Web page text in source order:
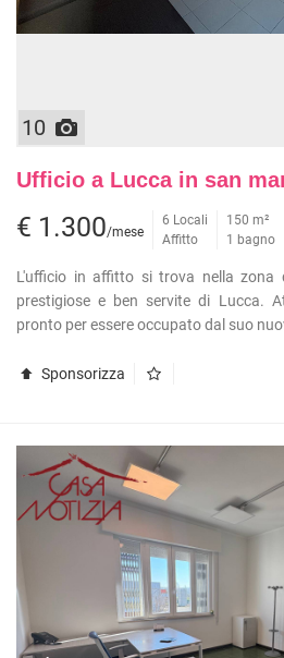
10
Ufficio a Lucca in san
€ 1.300/mese
6 Locali
Affitto
150 m²
1 bagno
L'ufficio in affitto si trova nella zona
prestigiose e ben servite di Lucca.
pronto per essere occupato dal suo
Sponsorizza